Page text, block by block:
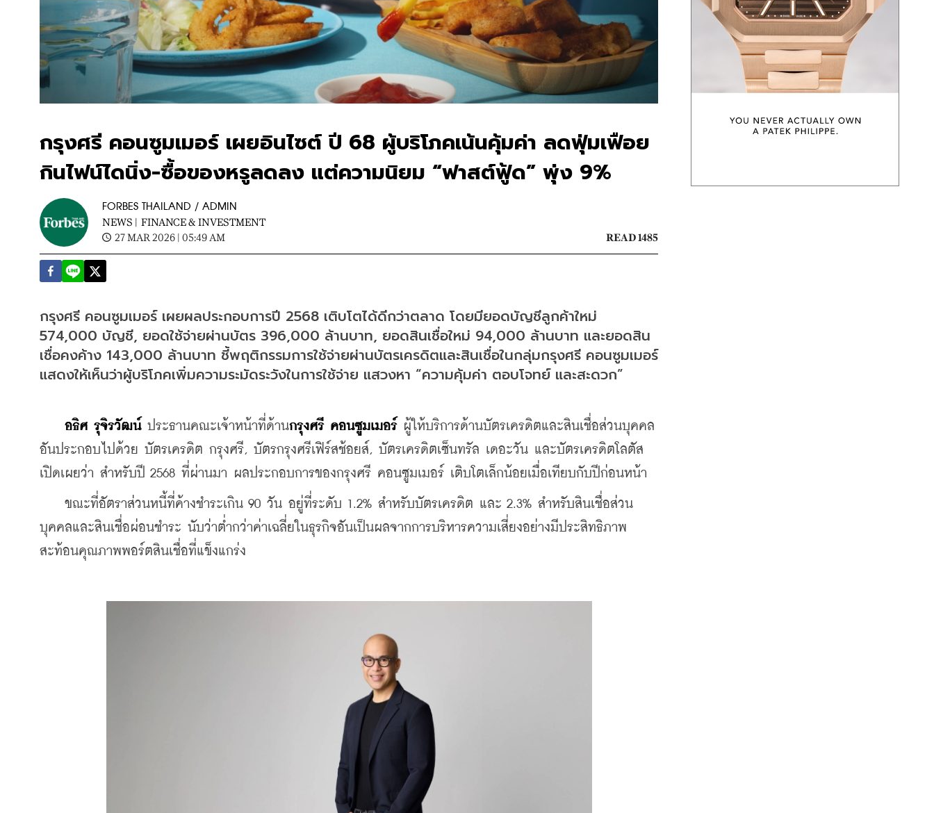
กรุงศรี คอนซูมเมอร์ เผยอินไซต์ ปี 68 ผู้บริโภคเน้นคุ้มค่า ลดฟุ่มเฟือย
กินไฟน์ไดนิ่ง-ซื้อของหรูลดลง แต่ความนิยม “ฟาสต์ฟู้ด” พุ่ง 9%
FORBES THAILAND / ADMIN
NEWS | FINANCE & INVESTMENT
27 MAR 2026 | 05:49 AM
READ 1485
กรุงศรี คอนซูมเมอร์ เผยผลประกอบการปี 2568 เติบโตได้ดีกว่าตลาด โดยมียอดบัญชีลูกค้าใหม่
574,000 บัญชี, ยอดใช้จ่ายผ่านบัตร 396,000 ล้านบาท, ยอดสินเชื่อใหม่ 94,000 ล้านบาท และยอดสิน
เชื่อคงค้าง 143,000 ล้านบาท ชี้พฤติกรรมการใช้จ่ายผ่านบัตรเครดิตและสินเชื่อในกลุ่มกรุงศรี คอนซูมเมอร์
แสดงให้เห็นว่าผู้บริโภคเพิ่มความระมัดระวังในการใช้จ่าย แสวงหา “ความคุ้มค่า ตอบโจทย์ และสะดวก”
อธิศ รุจิรวัฒน์ ประธานคณะเจ้าหน้าที่ด้านกรุงศรี คอนซูมเมอร์ ผู้ให้บริการด้านบัตรเครดิตและสินเชื่อส่วนบุคคล
อันประกอบไปด้วย บัตรเครดิต กรุงศรี, บัตรกรุงศรีเฟิร์สช้อยส์, บัตรเครดิตเซ็นทรัล เดอะวัน และบัตรเครดิตโลตัส
เปิดเผยว่า สำหรับปี 2568 ที่ผ่านมา ผลประกอบการของกรุงศรี คอนซูมเมอร์ เติบโตเล็กน้อยเมื่อเทียบกับปีก่อนหน้า
ขณะที่อัตราส่วนหนี้ที่ค้างชำระเกิน 90 วัน อยู่ที่ระดับ 1.2% สำหรับบัตรเครดิต และ 2.3% สำหรับสินเชื่อส่วน
บุคคลและสินเชื่อผ่อนชำระ นับว่าต่ำกว่าค่าเฉลี่ยในธุรกิจอันเป็นผลจากการบริหารความเสี่ยงอย่างมีประสิทธิภาพ
สะท้อนคุณภาพพอร์ตสินเชื่อที่แข็งแกร่ง